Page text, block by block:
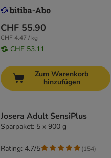
CHF 55.90
CHF 4.47 / kg
CHF 53.11
Zum Warenkorb
hinzufügen
Josera Adult SensiPlus
Sparpaket: 5 x 900 g
Rating: 4.7/5 (154)